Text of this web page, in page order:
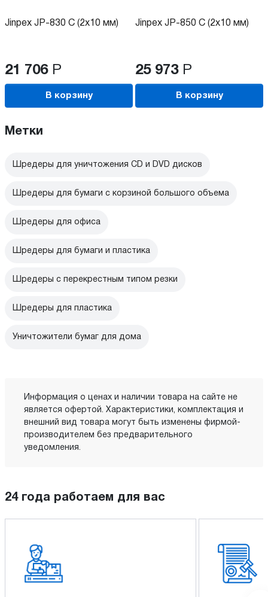
Jinpex JP-830 C (2x10 мм)
21 706 Р
В корзину
Jinpex JP-850 C (2x10 мм)
25 973 Р
В корзину
Метки
Шредеры для уничтожения CD и DVD дисков
Шредеры для бумаги с корзиной большого объема
Шредеры для офиса
Шредеры для бумаги и пластика
Шредеры с перекрестным типом резки
Шредеры для пластика
Уничтожители бумаг для дома
Информация о ценах и наличии товара на сайте не
является офертой. Характеристики, комплектация и
внешний вид товара могут быть изменены фирмой-
производителем без предварительного
уведомления.
24 года работаем для вас